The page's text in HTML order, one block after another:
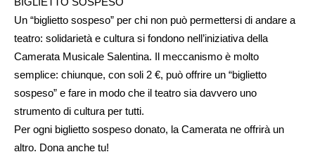
Un “biglietto sospeso” per chi non può permettersi di andare a
teatro: solidarietà e cultura si fondono nell’iniziativa della
Camerata Musicale Salentina. Il meccanismo è molto
semplice: chiunque, con soli 2 €, può offrire un “biglietto
sospeso” e fare in modo che il teatro sia davvero uno
strumento di cultura per tutti.
Per ogni biglietto sospeso donato, la Camerata ne offrirà un
altro. Dona anche tu!